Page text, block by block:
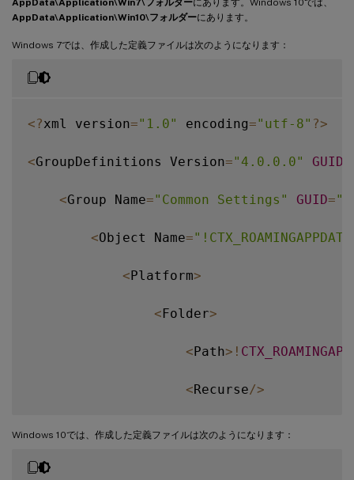
AppData\Application\Win10\フォルダーにあります。
Windows 7では、作成した定義ファイルは次のようになります：
<?xml version="1.0" encoding="utf-8" ?>
<GroupDefinitions Version="4.0.0.0" GUID
<Group Name="Common Settings" GUID=
<Object Name=
<Platform>
<Folder>
<Path> !
<Recurse/>
Folder
Windows 10では、作成した定義ファイルは次のようになります：